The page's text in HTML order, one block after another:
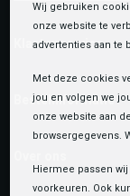
Klantenservice
Bestelinformatie
Wij gebruiken
onze website te
advertenties aan te
Met deze cookies
jou en volgen we
onze website aan
browsergegevens.
Hiermee passen
voorkeuren. Ook